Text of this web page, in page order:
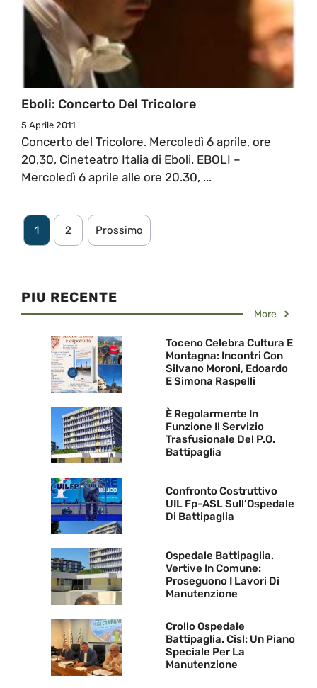
Eboli: Concerto Del Tricolore
5 Aprile 2011
Concerto del Tricolore. Mercoledì 6 aprile, ore
20,30, Cineteatro Italia di Eboli. EBOLI –
Mercoledì 6 aprile alle ore 20.30, ...
1 2 Prossimo
PIU RECENTE
More
Toceno Celebra Cultura E
Montagna: Incontri Con
Silvano Moroni, Edoardo
E Simona Raspelli
È Regolarmente In
Funzione Il Servizio
Trasfusionale Del P.O.
Battipaglia
Confronto Costruttivo
UIL Fp-ASL Sull’Ospedale
Di Battipaglia
Ospedale Battipaglia.
Vertive In Comune:
Proseguono I Lavori Di
Manutenzione
Crollo Ospedale
Battipaglia. Cisl: Un Piano
Speciale Per La
Manutenzione